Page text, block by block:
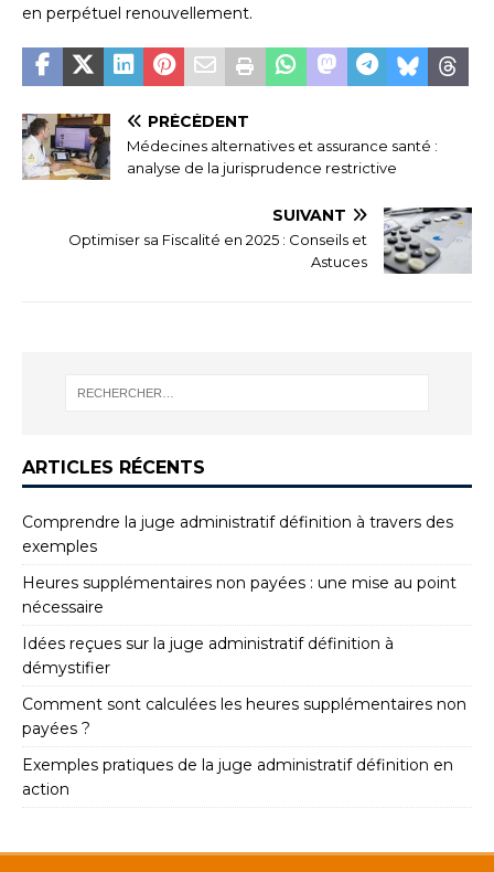
en perpétuel renouvellement.
PRÉCÉDENT
Médecines alternatives et assurance santé :
analyse de la jurisprudence restrictive
SUIVANT
Optimiser sa Fiscalité en 2025 : Conseils et
Astuces
ARTICLES RÉCENTS
Comprendre la juge administratif définition à travers des
exemples
Heures supplémentaires non payées : une mise au point
nécessaire
Idées reçues sur la juge administratif définition à
démystifier
Comment sont calculées les heures supplémentaires non
payées ?
Exemples pratiques de la juge administratif définition en
action